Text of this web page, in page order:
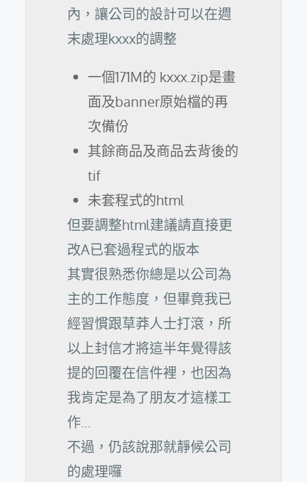
內，讓公司的設計可以在週
末處理kxxx的調整
一個171M的 kxxx.zip是畫
面及banner原始檔的再
次備份
其餘商品及商品去背後的
tif
未套程式的html
但要調整html建議請直接更
改A已套過程式的版本
其實很熟悉你總是以公司為
主的工作態度，但畢竟我已
經習慣跟草莽人士打滾，所
以上封信才將這半年覺得該
提的回覆在信件裡，也因為
我肯定是為了朋友才這樣工
作…
不過，仍該說那就靜候公司
的處理囉